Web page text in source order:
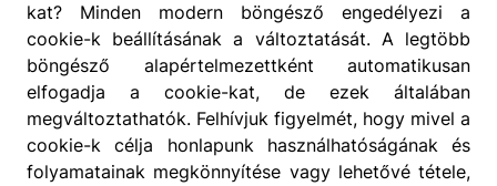
404 A keresett oldal nem található.
kat? Minden modern böngésző engedélyezi a
cookie-k beállításának a változtatását. A legtöbb
böngésző alapértelmezettként automatikusan
elfogadja a cookie-kat, de ezek általában
megváltoztathatók. Felhívjuk figyelmét, hogy mivel a
cookie-k célja honlapunk használhatóságának és
folyamatainak megkönnyítése vagy lehetővé tétele,